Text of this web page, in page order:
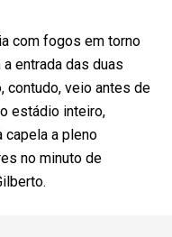
com fogos em torno
entrada das duas
contudo, veio antes de
estádio inteiro,
capela a pleno
no minuto de